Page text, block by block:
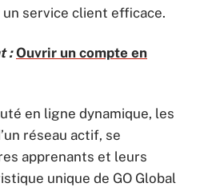
service client efficace.
: Ouvrir un compte en
en ligne dynamique, les
réseau actif, se
apprenants et leurs
unique de GO Global